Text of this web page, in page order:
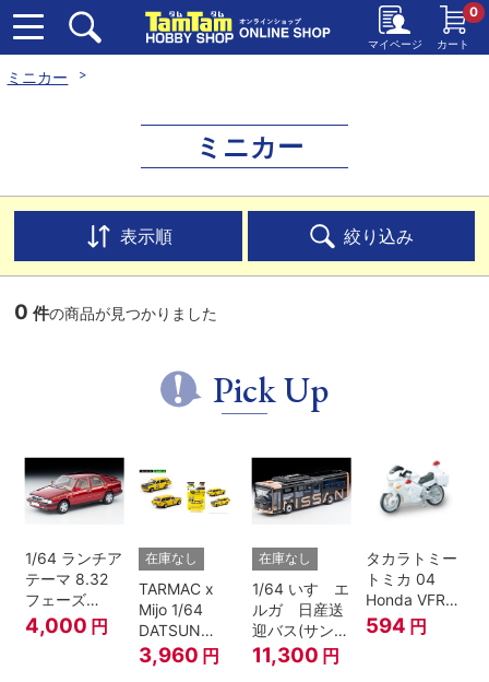
マイページ カート
0
ミニカー
ミニカー
表示順 絞り込み
0 件の商品が見つかりました
Pick Up
1/64 ランチア
テーマ 8.32
フェーズ
I（赤）
4,000 円
在庫なし
TARMAC x
Mijo 1/64
DATSUN
BLUEBIRD
510 WAGON
3,960 円
在庫なし
1/64 いすゞエ
ルガ 日産送
迎バス(サンラ
イズカッパー
M/ 黒）
11,300 円
タカラトミー
トミカ 04
Honda VFR
白バイ SCALE
594 円